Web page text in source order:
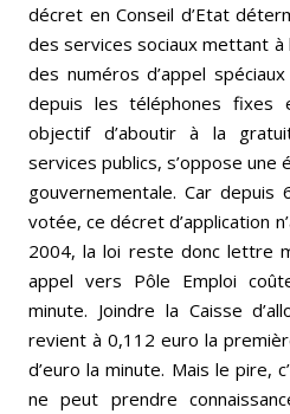
décret en Conseil d’Etat
des services sociaux mettant
des numéros d’appel
depuis les téléphones fixes
objectif d’aboutir à la
services publics, s’oppose une
gouvernementale. Car
votée, ce décret d’application
2004, la loi reste donc lettre
appel vers Pôle Emploi
minute. Joindre la Caisse
revient à 0,112 euro la
d’euro la minute. Mais le pire,
ne peut prendre